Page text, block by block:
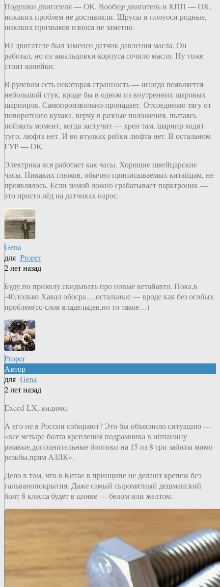
Подушки двигателя — ОК. Вообще двигатель и КПП — ОК,
никаких проблем не доставляли. Шрусы и полуоси родные,
никаких признаков износа не заметно.
На двигателе был заменен датчик давления масла. Он
работал, но из завальцовки корпуса сочило масло. Ну тоже
стоит копейки.
В рулевом есть некоторая странность — иногда появляется
небольшой стук, вроде бы в одном из внутренних шаровых
шарниров. Самопроизвольно пропадает. Отсоединяю тягу от
поворотного кулака, верчу в разные положения, пытаясь
поймать момент, когда застучит — хрен там, шарнир ходит
туго, люфта нет. И во втулках рейки люфта нет. В остальном
ГУР — ОК.
Электрика вся работает как часы. Хорошие швейцарские
часы. Никаких глюков, обычно приписываемых китайцам, не
проявлялось. Если зимой ложно срабатывает парктроник —
это просто лёд на датчиках нарос.
Gena
для Proper
2 лет назад
Буду,по приколу.скидывать про новые кетайавто. Пока,в
-40,только Хавал обосра…,остальные — вроде как без особых
проблем(со слов владельцев,но то такое…)
Proper
Автор
для Gena
2 лет назад
Exeed-LX, видимо.
А его не в России собирают? Это бы объяснило ситуацию —
«все четыре болта крепления подрамника в иппанину
ржавые,дополнительные болтики на 15 из 8 три забиты мимо
резьбы,прям АЗЛК».
Дело в том, что в Китае в принципе не делают крепеж без
гальванопокрытия. Даже самый сыромятный дешманский
болт 8 класса будет в цинке — белом или желтом.